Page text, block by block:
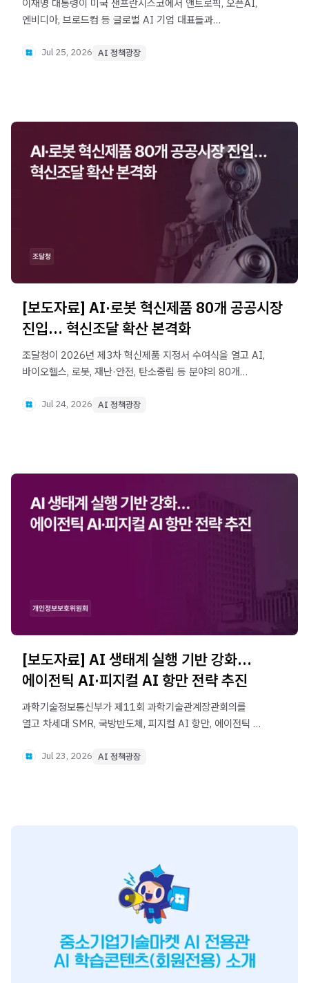
이재명 대통령이 미국 샌프란시스코에서 앤트로픽, 오픈AI,
엔비디아, 브로드컴 등 글로벌 AI 기업 대표들과
AI 개발 등 AI 공급망 전반의 협력 확대 방안을
Jul 25, 2026 AI 정책광장
[보도자료] AI·로봇 혁신제품 80개 공공시장
진입… 혁신조달 확산 본격화
조달청이 2026년 제3차 혁신제품 지정서 수여식을 열고 AI,
바이오헬스, 로봇, 재난·안전, 탄소중립 등 분야의 80개
기후위기 대응 등 공공 현안 해결에 필요한 혁신기술의
Jul 24, 2026 AI 정책광장
[보도자료] AI 생태계 실행 기반 강화…
에이전틱 AI·피지컬 AI 항만 전략 추진
과학기술정보통신부가 제11회 과학기술관계장관회의를
열고 차세대 SMR, 국방반도체, 피지컬 AI 항만, 에이전틱 AI
기본사회 실현을 위해 전략기술 육성, 공공 AX 안전기준,
Jul 23, 2026 AI 정책광장